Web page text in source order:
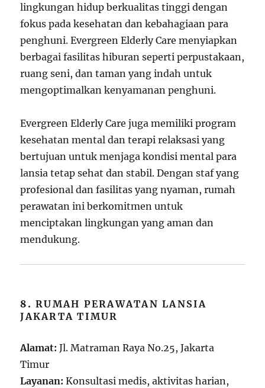
lingkungan hidup berkualitas tinggi dengan
fokus pada kesehatan dan kebahagiaan para
penghuni. Evergreen Elderly Care menyiapkan
berbagai fasilitas hiburan seperti perpustakaan,
ruang seni, dan taman yang indah untuk
mengoptimalkan kenyamanan penghuni.
Evergreen Elderly Care juga memiliki program
kesehatan mental dan terapi relaksasi yang
bertujuan untuk menjaga kondisi mental para
lansia tetap sehat dan stabil. Dengan staf yang
profesional dan fasilitas yang nyaman, rumah
perawatan ini berkomitmen untuk
menciptakan lingkungan yang aman dan
mendukung.
8.RUMAH PERAWATAN LANSIA
JAKARTA TIMUR
Alamat: Jl. Matraman Raya No.25, Jakarta
Timur
Layanan: Konsultasi medis, aktivitas harian,